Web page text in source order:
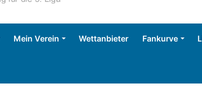
Mein Verein Wettanbieter Fankurve